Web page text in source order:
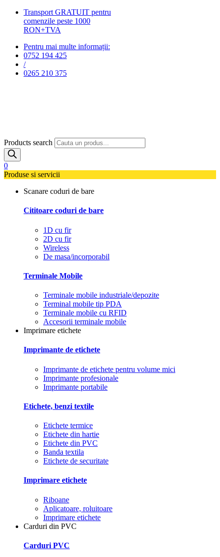
Transport GRATUIT pentru
comenzile peste 1000
RON+TVA
Pentru mai multe informații:
0752 194 425
/
0265 210 375
Products search
0
Produse si servicii
Scanare coduri de bare
Cititoare coduri de bare
1D cu fir
2D cu fir
Wireless
De masa/incorporabil
Terminale Mobile
Terminale mobile industriale/depozite
Terminal mobile tip PDA
Terminale mobile cu RFID
Accesorii terminale mobile
Imprimare etichete
Imprimante de etichete
Imprimante de etichete pentru volume mici
Imprimante profesionale
Imprimante portabile
Etichete, benzi textile
Etichete termice
Etichete din hartie
Etichete din PVC
Banda textila
Etichete de securitate
Imprimare etichete
Riboane
Aplicatoare, roluitoare
Imprimare etichete
Carduri din PVC
Carduri PVC